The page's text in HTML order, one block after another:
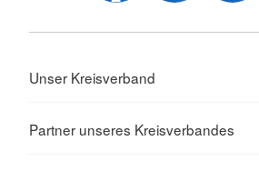
Unser Kreisverband
Partner unseres Kreisverbandes